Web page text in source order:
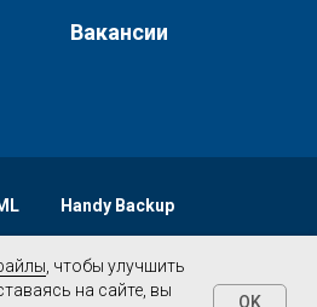
, чтобы улучшить
на сайте, вы
OK
, чтобы улучшить
на сайте, вы
OK
Вакансии
Handy Backup